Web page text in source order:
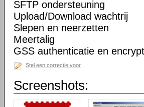
SFTP ondersteuning
Upload/Download wachtrij
Slepen en neerzetten
Meertalig
GSS authenticatie en
Stel een correctie voor
Screenshots: